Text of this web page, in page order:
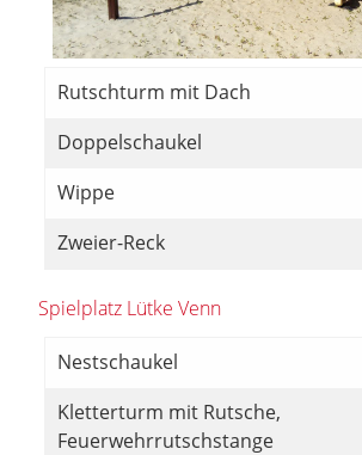
Rutschturm mit Dach
Doppelschaukel
Wippe
Zweier-Reck
Spielplatz Lütke Venn
Nestschaukel
Kletterturm mit Rutsche,
Feuerwehrrutschstange